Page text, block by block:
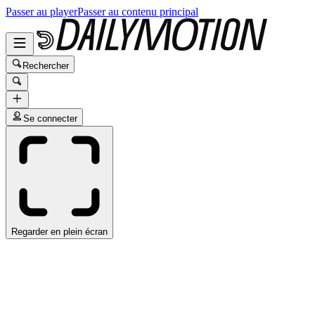
Passer au playerPasser au contenu principal
Rechercher
Se connecter
Regarder en plein écran